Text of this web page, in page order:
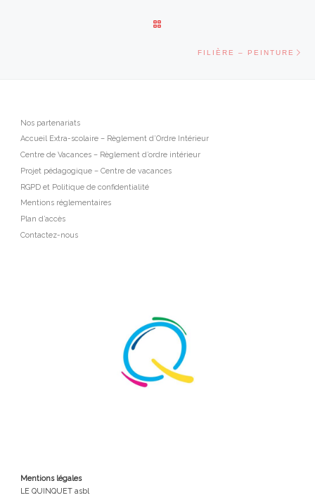
FILIÈRE – PEINTURE
Nos partenariats
Accueil Extra-scolaire – Règlement d’Ordre Intérieur
Centre de Vacances – Règlement d’ordre intérieur
Projet pédagogique – Centre de vacances
RGPD et Politique de confidentialité
Mentions réglementaires
Plan d’accès
Contactez-nous
Mentions légales
LE QUINQUET asbl